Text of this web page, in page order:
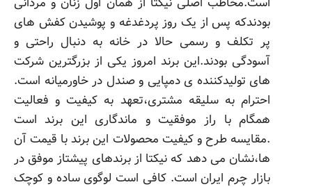
بودندکه پس از یک روز پردغدغه و پوشیدن کفش های
پر تکلف و رسمی حالا در خانه به دنبال راحتی و
آسودگی بودند.این برند امروز یکی از بزرگترین شرکت
های تولیدکننده ی دمپایی و صندل در خاورمیانه است.
احترام به سلیقه مشتری،تعهد به کیفیت و فعالیت
همگام با راز موفقیت و ماندگاری این برند است
.مقایسه طرح و کیفیت محصولات این برند با قیمت آن
ها،نشان می دهد که نیکتا از برندهای پیشتاز موفق در
بازار چرم ایران است. کافی است لوگوی ساده و کوچک